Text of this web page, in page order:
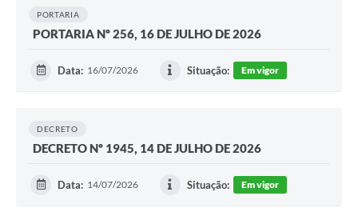
PORTARIA
PORTARIA Nº 256, 16 DE JULHO DE 2026
Data: 16/07/2026 Situação: Em vigor
DECRETO
DECRETO Nº 1945, 14 DE JULHO DE 2026
Data: 14/07/2026 Situação: Em vigor